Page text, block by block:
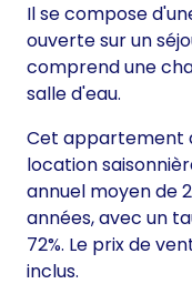
Il se compose
ouverte sur un
comprend une
salle d'eau.
Cet appartement
location
annuel moyen de
années, avec un
72%. Le prix de
inclus.